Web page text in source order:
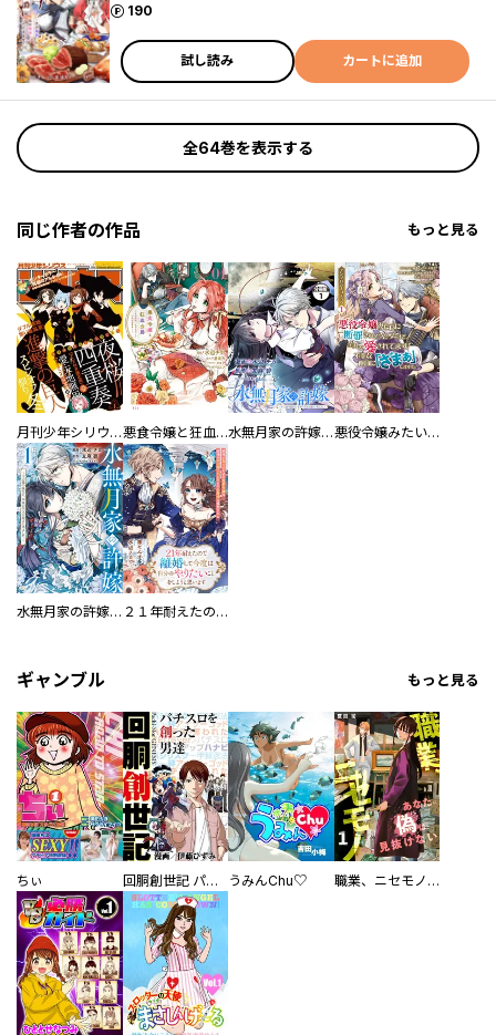
190
ポイント
試し読み カートに追加
全64巻を表示する
同じ作者の作品 もっと見る
月刊少年シリウス 悪食令嬢と狂血公爵 ～その魔物、私が美味しくいただきます！～ 水無月家の許嫁 ～十六歳の誕生日、本家の当主が迎えに来ました。～ 分冊版 悪役令嬢みたいに断罪されそうだったけど、全力で愛されてます！ 不幸な運命に「ざまぁ」しますわ！ アンソロジーコミック
水無月家の許嫁 ～十六歳の誕生日、本家の当主が迎えに来ました。～ ２１年耐えたので離婚して今度は自分のやりたいことをしようと思います 妖精が見えるだけの男爵令嬢は、妖精の声が聞こえるだけの公爵様に溺愛される
ギャンブル もっと見る
ちぃ 回胴創世記 パチスロを創った男達 うみんChu♡ 職業、ニセモノ～あなたに偽は見抜けない【電子単行本版】